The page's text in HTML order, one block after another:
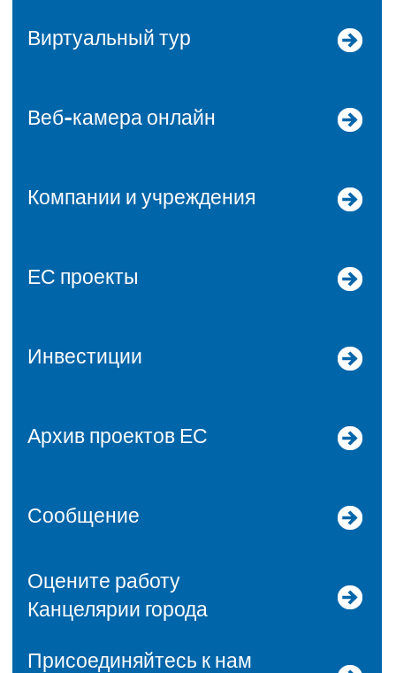
Виртуальный тур
Веб-камера онлайн
Компании и учреждения
ЕС проекты
Инвестиции
Архив проектов ЕС
Сообщение
Оцените работу
Канцелярии города
Присоединяйтесь к нам